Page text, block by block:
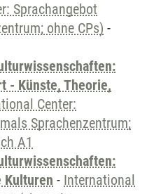
Sprachangebot
ohne CPs) -
- Künste, Theorie,
Center:
Sprachenzentrum;
A1
Kulturen - International